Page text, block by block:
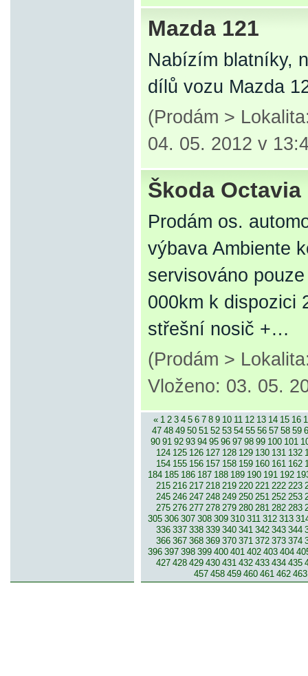
Mazda 121
Nabízím blatníky,
dílů vozu Mazda
(Prodám >
04. 05. 2012 v
Škoda Octavia
Prodám os.
výbava Ambiente
servisováno
000km k dispozici
střešní nosič +…
(Prodám >
Vloženo: 03. 05.
« 1 2 3 4 5 6 7 8 9 10 11 12 13 14 15 16
47 48 49 50 51 52 53 54 55 56 57 58 59
90 91 92 93 94 95 96 97 98 99 100 101
124 125 126 127 128 129 130 131 132
154 155 156 157 158 159 160 161 162
184 185 186 187 188 189 190 191 192
215 216 217 218 219 220 221 222 223
245 246 247 248 249 250 251 252 253
275 276 277 278 279 280 281 282 283
305 306 307 308 309 310 311 312 313
336 337 338 339 340 341 342 343 344
366 367 368 369 370 371 372 373 374
396 397 398 399 400 401 402 403 404
427 428 429 430 431 432 433 434 435
457 458 459 460 461 462 463